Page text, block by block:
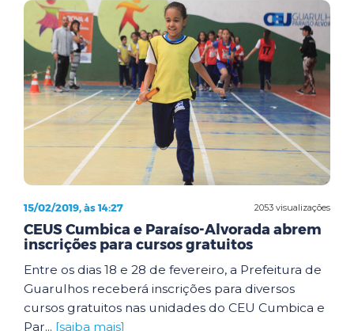
2053 visualizações
15/02/2019, às 14:27
CEUS Cumbica e Paraíso-Alvorada abrem
inscrições para cursos gratuitos
Entre os dias 18 e 28 de fevereiro, a Prefeitura de
Guarulhos receberá inscrições para diversos
cursos gratuitos nas unidades do CEU Cumbica e
Par... [saiba mais]